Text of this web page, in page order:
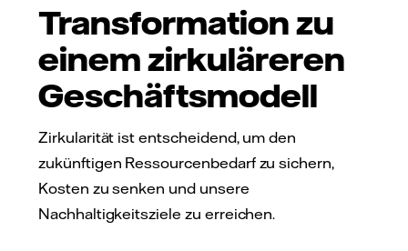
Transformation zu
einem zirkuläreren
Geschäftsmodell
Zirkularität ist entscheidend, um den
zukünftigen Ressourcenbedarf zu sichern,
Kosten zu senken und unsere
Nachhaltigkeitsziele zu erreichen.